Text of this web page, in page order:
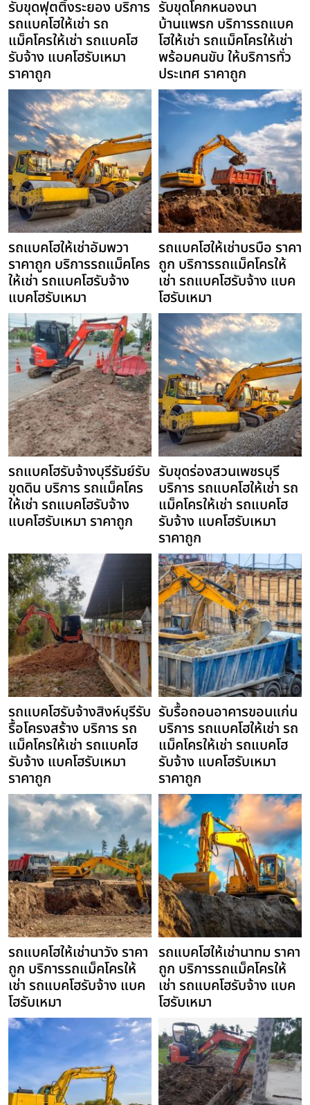
รับขุดฟุตติ้งระยอง บริการ
รถแบคโฮให้เช่า รถ
แม็คโครให้เช่า รถแบคโฮ
รับจ้าง แบคโฮรับเหมา
ราคาถูก
รับขุดโคกหนองนา
บ้านแพรก บริการรถแบค
โฮให้เช่า รถแม็คโครให้เช่า
พร้อมคนขับ ให้บริการทั่ว
ประเทศ ราคาถูก
รถแบคโฮให้เช่าอัมพวา
ราคาถูก บริการรถแม็คโคร
ให้เช่า รถแบคโฮรับจ้าง
แบคโฮรับเหมา
รถแบคโฮให้เช่าบรบือ ราคา
ถูก บริการรถแม็คโครให้
เช่า รถแบคโฮรับจ้าง แบค
โฮรับเหมา
รถแบคโฮรับจ้างบุรีรัมย์รับ
ขุดดิน บริการ รถแม็คโคร
ให้เช่า รถแบคโฮรับจ้าง
แบคโฮรับเหมา ราคาถูก
รับขุดร่องสวนเพชรบุรี
บริการ รถแบคโฮให้เช่า รถ
แม็คโครให้เช่า รถแบคโฮ
รับจ้าง แบคโฮรับเหมา
ราคาถูก
รถแบคโฮรับจ้างสิงห์บุรีรับ
รื้อโครงสร้าง บริการ รถ
แม็คโครให้เช่า รถแบคโฮ
รับจ้าง แบคโฮรับเหมา
ราคาถูก
รับรื้อถอนอาคารขอนแก่น
บริการ รถแบคโฮให้เช่า รถ
แม็คโครให้เช่า รถแบคโฮ
รับจ้าง แบคโฮรับเหมา
ราคาถูก
รถแบคโฮให้เช่านาวัง ราคา
ถูก บริการรถแม็คโครให้
เช่า รถแบคโฮรับจ้าง แบค
โฮรับเหมา
รถแบคโฮให้เช่านาทม ราคา
ถูก บริการรถแม็คโครให้
เช่า รถแบคโฮรับจ้าง แบค
โฮรับเหมา